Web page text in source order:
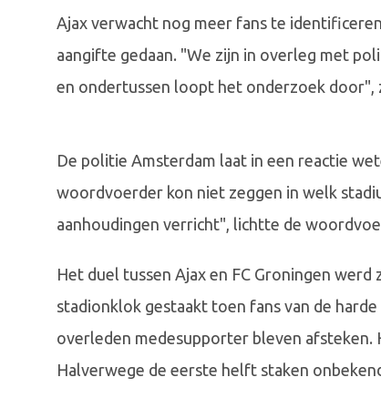
Ajax verwacht nog meer fans te
aangifte gedaan. "We zijn in overleg met
en ondertussen loopt het onderzoek door",
De politie Amsterdam laat in een reactie
woordvoerder kon niet zeggen in welk
aanhoudingen verricht", lichtte de
Het duel tussen Ajax en FC Groningen
stadionklok gestaakt toen fans van de
overleden medesupporter bleven afsteken.
Halverwege de eerste helft staken